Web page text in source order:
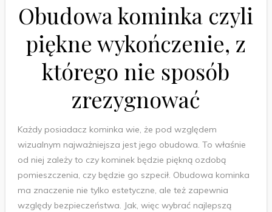
Obudowa kominka czyli
piękne wykończenie, z
którego nie sposób
zrezygnować
Każdy posiadacz kominka wie, że pod względem
wizualnym najważniejsza jest jego obudowa. To właśnie
od niej zależy to czy kominek będzie piękną ozdobą
pomieszczenia, czy będzie go szpecił. Obudowa kominka
ma znaczenie nie tylko estetyczne, ale też zapewnia
względy bezpieczeństwa. Jak, więc wybrać najlepszą